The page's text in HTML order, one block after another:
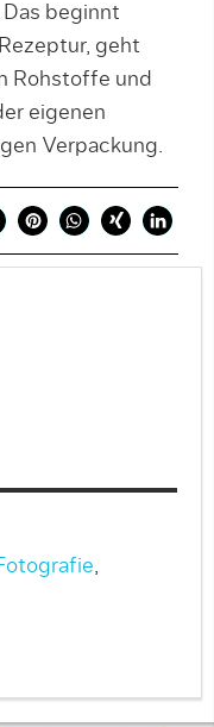
beginnt
geht
Rohstoffe und
eigenen
Verpackung.
,